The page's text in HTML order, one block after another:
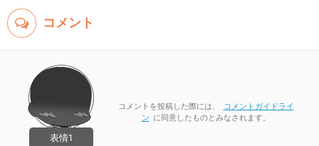
コメント
コメントを投稿した際には、
コメントガイドライ
ン に同意したものとみなされます。
表情1